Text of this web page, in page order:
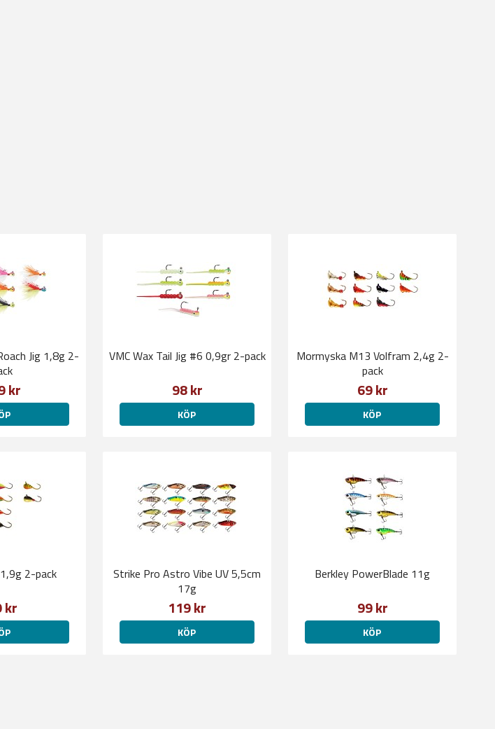
Jig 1,8g 2-
kr
VMC Wax Tail Jig #6 0,9gr 2-pack
98 kr
KÖP
Mormyska M13 Volfram 2,4g 2-
pack
69 kr
KÖP
2-pack
kr
Strike Pro Astro Vibe UV 5,5cm
17g
119 kr
KÖP
Berkley PowerBlade 11g
99 kr
KÖP